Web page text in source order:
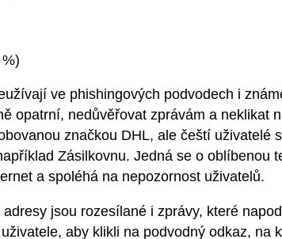
ve phishingových podvodech i
opatrní, nedůvěřovat zprávám a neklikat
značkou DHL, ale čeští uživatelé
Zásilkovnu. Jedná se o oblíbenou
a spoléhá na nepozornost uživatelů.
jsou rozesílané i zprávy, které
aby klikli na podvodný odkaz, na